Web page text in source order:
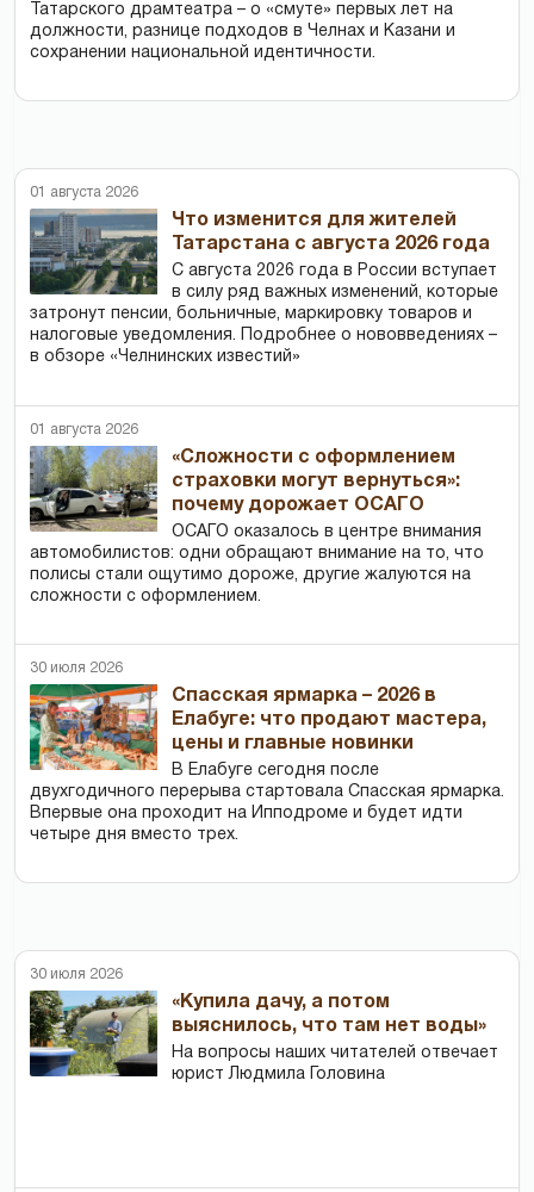
Татарского драмтеатра – о «смуте» первых лет на
должности, разнице подходов в Челнах и Казани и
сохранении национальной идентичности.
01 августа 2026
Что изменится для жителей
Татарстана с августа 2026 года
С августа 2026 года в России вступает
в силу ряд важных изменений, которые
затронут пенсии, больничные, маркировку товаров и
налоговые уведомления. Подробнее о нововведениях –
в обзоре «Челнинских известий»
01 августа 2026
«Сложности с оформлением
страховки могут вернуться»:
почему дорожает ОСАГО
ОСАГО оказалось в центре внимания
автомобилистов: одни обращают внимание на то, что
полисы стали ощутимо дороже, другие жалуются на
сложности с оформлением.
30 июля 2026
Спасская ярмарка – 2026 в
Елабуге: что продают мастера,
цены и главные новинки
В Елабуге сегодня после
двухгодичного перерыва стартовала Спасская ярмарка.
Впервые она проходит на Ипподроме и будет идти
четыре дня вместо трех.
30 июля 2026
«Купила дачу, а потом
выяснилось, что там нет воды»
На вопросы наших читателей отвечает
юрист Людмила Головина